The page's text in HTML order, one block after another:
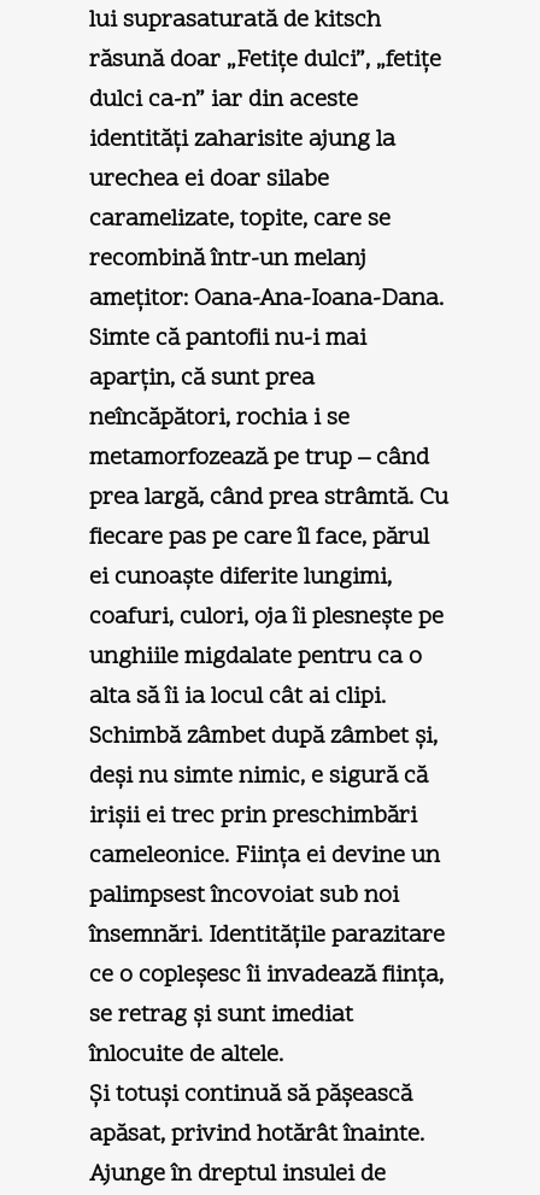
lui suprasaturată de kitsch
răsună doar „Fetiţe dulci”, „fetiţe
dulci ca-n” iar din aceste
identităţi zaharisite ajung la
urechea ei doar silabe
caramelizate, topite, care se
recombină într-un melanj
ameţitor: Oana-Ana-Ioana-Dana.
Simte că pantofii nu-i mai
aparţin, că sunt prea
neîncăpători, rochia i se
metamorfozează pe trup – când
prea largă, când prea strâmtă. Cu
fiecare pas pe care îl face, părul
ei cunoaşte diferite lungimi,
coafuri, culori, oja îi plesneşte pe
unghiile migdalate pentru ca o
alta să îi ia locul cât ai clipi.
Schimbă zâmbet după zâmbet şi,
deşi nu simte nimic, e sigură că
irişii ei trec prin preschimbări
cameleonice. Fiinţa ei devine un
palimpsest încovoiat sub noi
însemnări. Identităţile parazitare
ce o copleşesc îi invadează fiinţa,
se retrag şi sunt imediat
înlocuite de altele.
Şi totuşi continuă să păşească
apăsat, privind hotărât înainte.
Ajunge în dreptul insulei de